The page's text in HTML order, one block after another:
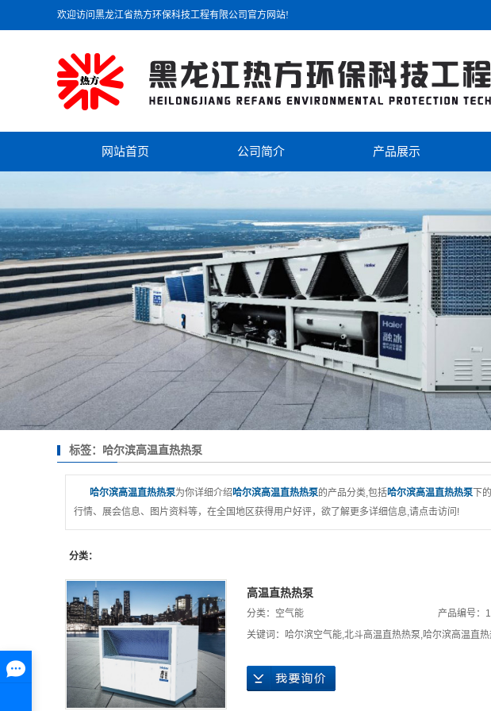
欢迎访问黑龙江省热方环保科技工程有限公司官方网站!
网站首页 公司简介
联系我们
产品展示
美的
芬尼克兹
双级热泵
标签：哈尔滨高温直热热泵
哈尔滨高温直热热泵为你详细介绍哈尔滨高温直热热泵的产品分类,包括哈尔滨高温直热热泵 下
行情、展会信息、图片资料等，在全国地区获得用户好评，欲了解更多详细信息,请点击访问!
分类：
高温直热热泵
分类： 空气能 产品编号：
关键词： 哈尔滨空气能,北斗高温直热热泵,哈尔滨高温直